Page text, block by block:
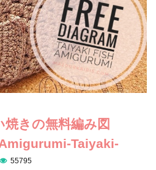
焼きの無料編み図
Taiyaki-
55795